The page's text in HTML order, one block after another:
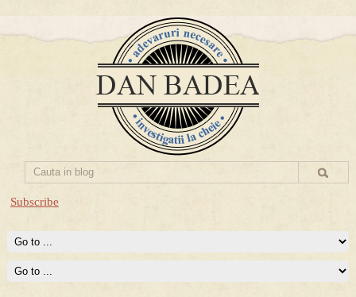
Subscribe
Prima mea carte publicata (Nemira)
Averea Presedintelui: prima lucrare despre controversatele
conturi secrete ale Securitatii.